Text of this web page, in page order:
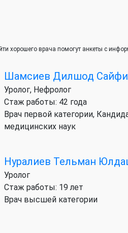
хорошего врача помогут анкеты с
Шамсиев Дилшод
Уролог, Нефролог
Стаж работы: 42 года
Врач первой категории,
медицинских наук
Нуралиев Тельман
Уролог
Стаж работы: 19 лет
Врач высшей категории